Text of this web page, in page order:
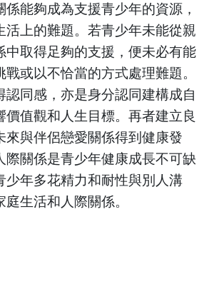
能夠成為支援青少年的資源，
活上的難題。若青少年未能從親
中取得足夠的支援，便未必有能
或以不恰當的方式處理難題。
認同感，亦是身分認同建構成自
價值觀和人生目標。再者建立良
來與伴侶戀愛關係得到健康發
際關係是青少年健康成長不可缺
少年多花精力和耐性與別人溝
生活和人際關係。